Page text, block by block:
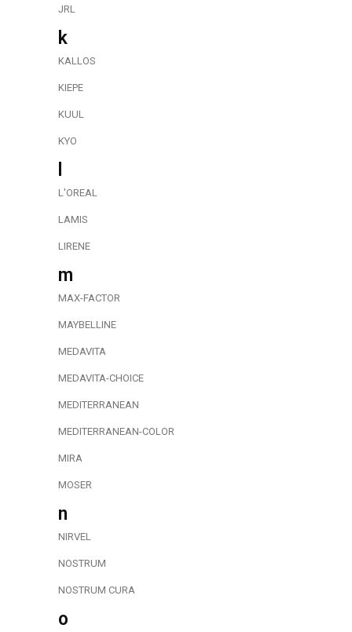
JRL
k
KALLOS
KIEPE
KUUL
KYO
L'OREAL
LAMIS
LIRENE
m
MAX-FACTOR
MAYBELLINE
MEDAVITA
MEDAVITA-CHOICE
MEDITERRANEAN
MEDITERRANEAN-COLOR
MIRA
MOSER
n
NIRVEL
NOSTRUM
NOSTRUM CURA
o